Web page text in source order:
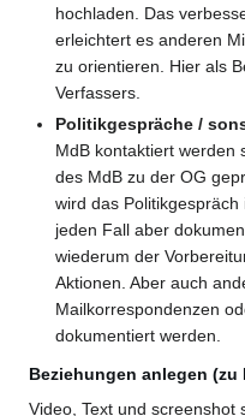
hochladen. Das
erleichtert es anderen
zu orientieren. Hier als
Verfassers.
Politikgespräche /
MdB kontaktiert werden
des MdB zu der OG
wird das
jeden Fall aber
wiederum der
Aktionen. Aber auch
Mailkorrespondenzen
dokumentiert werden.
Beziehungen anlegen (zu
Video, Text und screenshot